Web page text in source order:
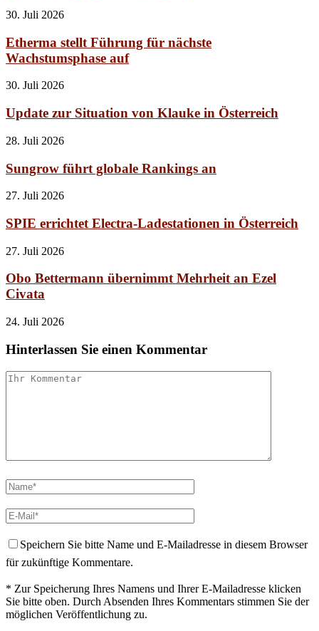
30. Juli 2026
Etherma stellt Führung für nächste
Wachstumsphase auf
30. Juli 2026
Update zur Situation von Klauke in Österreich
28. Juli 2026
Sungrow führt globale Rankings an
27. Juli 2026
SPIE errichtet Electra-Ladestationen in Österreich
27. Juli 2026
Obo Bettermann übernimmt Mehrheit an Ezel
Civata
24. Juli 2026
Hinterlassen Sie einen Kommentar
Speichern Sie bitte Name und E-Mailadresse in diesem Browser
für zukünftige Kommentare.
* Zur Speicherung Ihres Namens und Ihrer E-Mailadresse klicken
Sie bitte oben. Durch Absenden Ihres Kommentars stimmen Sie der
möglichen Veröffentlichung zu.